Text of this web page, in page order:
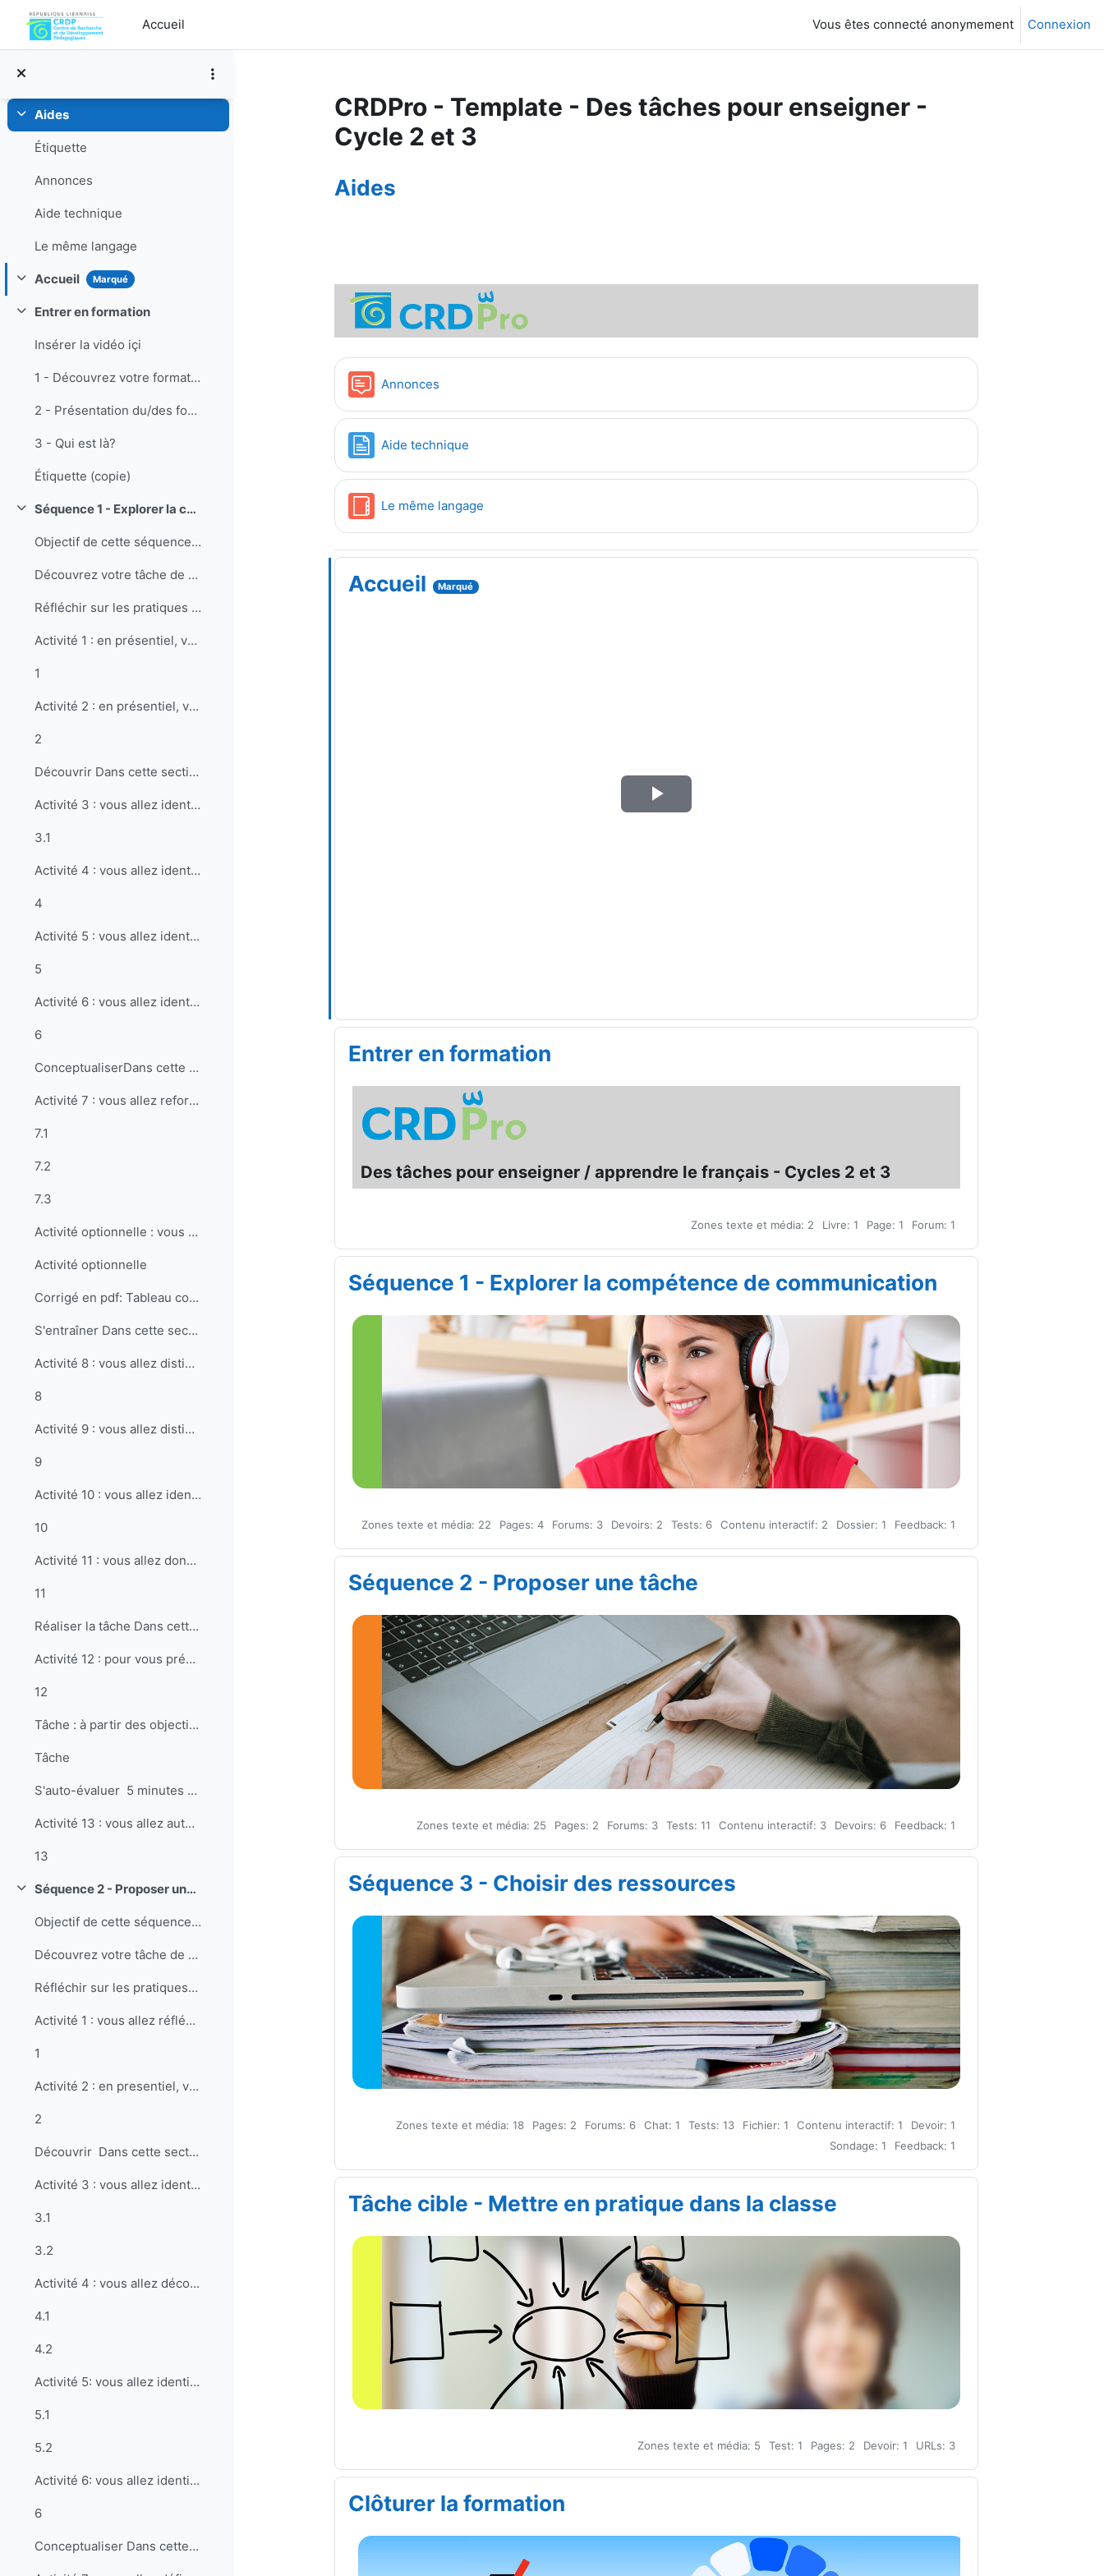
Passer au contenu principal
Accueil
Vous êtes connecté anonymement Connexion
Replier
Aides
Étiquette
Annonces
Aide technique
Le même langage
Replier
Accueil Marqué
Replier
Entrer en formation
Insérer la vidéo içi
1 - Découvrez votre formation
2 - Présentation du/des formateur/s et auteurs
3 - Qui est là?
Étiquette (copie)
Replier Séquence 1 - Explorer la compétence de communication
Objectif de cette séquence A partir des objectifs ...
Découvrez votre tâche de séquence.
Réfléchir sur les pratiques Dans cette se...
Activité 1 : en présentiel, vous allez apprendre à...
1
Activité 2 : en présentiel, vous allez expliciter ...
2
Découvrir Dans cette section, vous allez déc...
Activité 3 : vous allez identifier la place de la ...
3.1
Activité 4 : vous allez identifier la composante p...
4
Activité 5 : vous allez identifier la composante p...
5
Activité 6 : vous allez identifier la composante s...
6
ConceptualiserDans cette section, vous allez con...
Activité 7 : vous allez reformuler à l'oral (en ar...
7.1
7.2
7.3
Activité optionnelle : vous allez comparer et synt...
Activité optionnelle
Corrigé en pdf: Tableau comparatif
S'entraîner Dans cette section, vous allez fair...
Activité 8 : vous allez distinguer des objectifs r...
8
Activité 9 : vous allez distinguer les composantes...
9
Activité 10 : vous allez identifier les composante...
10
Activité 11 : vous allez donner votre avis et le j...
11
Réaliser la tâche Dans cette section, vou...
Activité 12 : pour vous préparer à la tâche, vous ...
12
Tâche : à partir des objectifs du curriculum, vous...
Tâche
S'auto-évaluer 5 minutes à distance
Activité 13 : vous allez auto-évaluer vos acquis à...
13
Replier Séquence 2 - Proposer une tâche
Objectif de cette séquence Formuler la consigne d’...
Découvrez votre tâche de séquence.
Réfléchir sur les pratiquesDans cette section, v...
Activité 1 : vous allez réfléchir sur ce qu’est un...
1
Activité 2 : en presentiel, vous allez discuter de...
2
Découvrir Dans cette section, vous allez décou...
Activité 3 : vous allez identifier une tâche de la...
3.1
3.2
Activité 4 : vous allez découvrir la notion de sou...
4.1
4.2
Activité 5: vous allez identifier les objectifs co...
5.1
5.2
Activité 6: vous allez identifier les activités la...
6
Conceptualiser Dans cette section, vous...
CRDPro - Template - Des tâches pour enseigner -
Cycle 2 et 3
Aperçu des sections
Aides
Annonces
Aide techniquePage
Le même langageGlossaire
Accueil Marqué
Lire
Entrer en formation
Des tâches pour enseigner / apprendre le français - Cycles 2 et 3
Zones texte et média: 2 Livre: 1 Page: 1 Forum: 1
Séquence 1 - Explorer la compétence de communication
Zones texte et média: 22 Pages: 4 Forums: 3 Devoirs: 2 Tests: 6 Contenu interactif: 2 Dossier: 1 Feedback: 1
Séquence 2 - Proposer une tâche
Zones texte et média: 25 Pages: 2 Forums: 3 Tests: 11 Contenu interactif: 3 Devoirs: 6 Feedback: 1
Séquence 3 - Choisir des ressources
Zones texte et média: 18 Pages: 2 Forums: 6 Chat: 1 Tests: 13 Fichier: 1 Contenu interactif: 1
Devoir: 1
Sondage: 1
Feedback: 1
Tâche cible - Mettre en pratique dans la classe
Zones texte et média: 5 Test: 1 Pages: 2 Devoir: 1 URLs: 3
Clôturer la formation